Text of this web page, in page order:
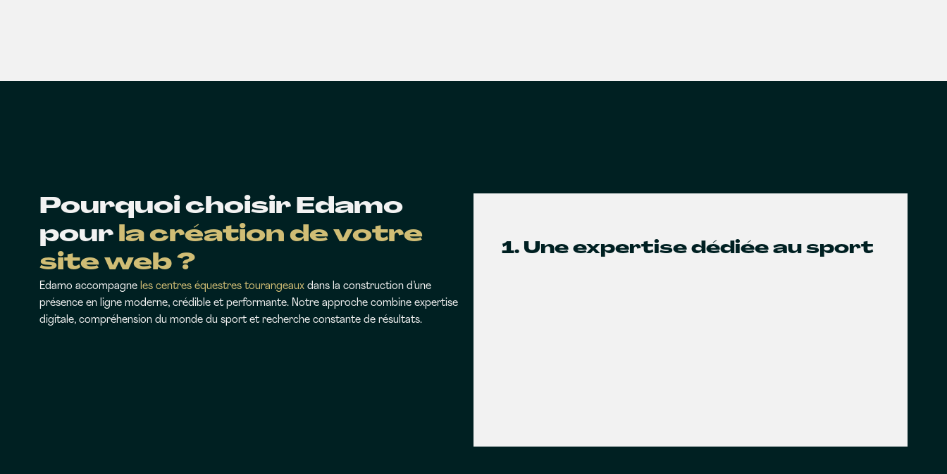
Pourquoi choisir Edamo
pour la création de votre
site web ?
Edamo accompagne les centres équestres tourangeaux dans la construction d’une
présence en ligne moderne, crédible et performante. Notre approche combine expertise
digitale, compréhension du monde du sport et recherche constante de résultats.
1. Une expertise dédiée au sport